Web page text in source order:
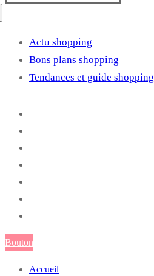
Actu shopping
Bons plans shopping
Tendances et guide shopping
Bouton
Accueil